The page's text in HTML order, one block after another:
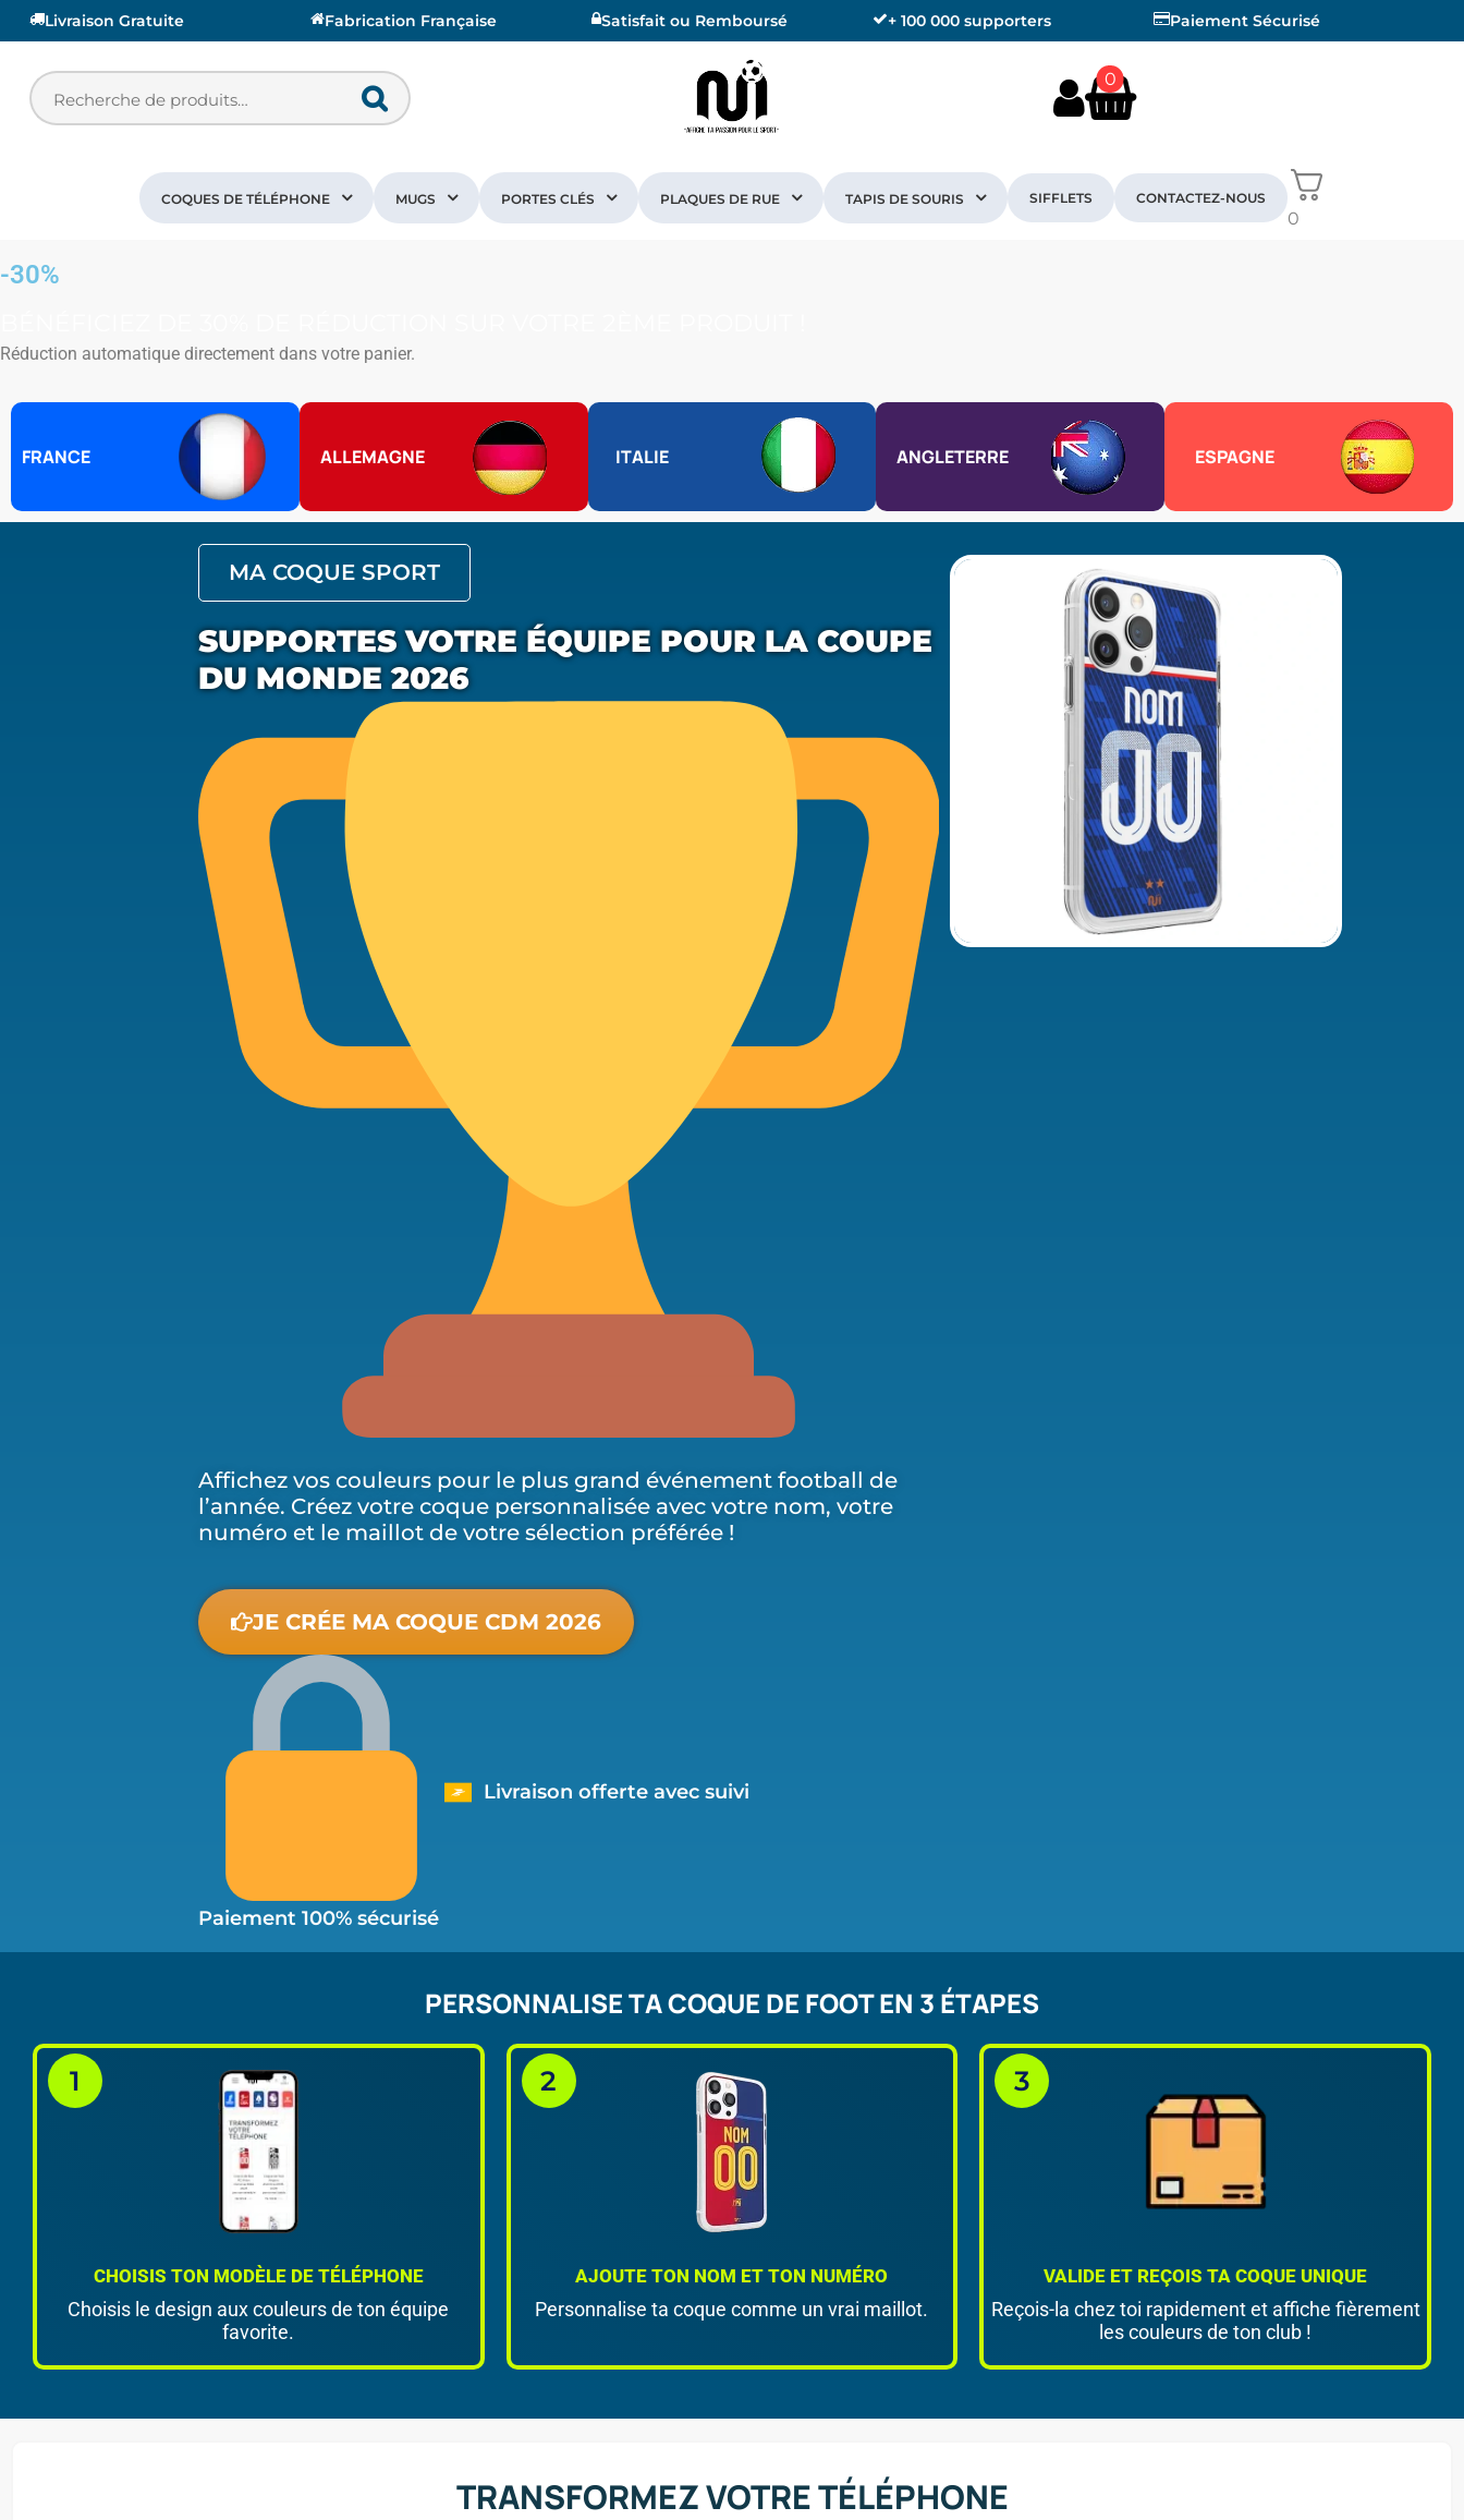
Livraison Gratuite Fabrication Française Satisfait ou Remboursé + 100 000 supporters Paiement Sécurisé
0
COQUES DE TÉLÉPHONE MUGS PORTES CLÉS PLAQUES DE RUE TAPIS DE SOURIS SIFFLETS CONTACTEZ-NOUS
0
-30%
Réduction automatique directement dans votre panier.
FRANCE ALLEMAGNE ITALIE ANGLETERRE ESPAGNE
MA COQUE SPORT
SUPPORTES VOTRE ÉQUIPE POUR LA COUPE
DU MONDE 2026
Affichez vos couleurs pour le plus grand événement football de
l’année. Créez votre coque personnalisée avec votre nom, votre
numéro et le maillot de votre sélection préférée !
JE CRÉE MA COQUE CDM 2026
Paiement 100% sécurisé
Livraison offerte avec suivi
PERSONNALISE TA COQUE DE FOOT EN 3 ÉTAPES
CHOISIS TON MODÈLE DE TÉLÉPHONE
Choisis le design aux couleurs de ton équipe
favorite.
AJOUTE TON NOM ET TON NUMÉRO
Personnalise ta coque comme un vrai maillot.
VALIDE ET REÇOIS TA COQUE UNIQUE
Reçois-la chez toi rapidement et affiche fièrement
les couleurs de ton club !
TRANSFORMEZ VOTRE TÉLÉPHONE